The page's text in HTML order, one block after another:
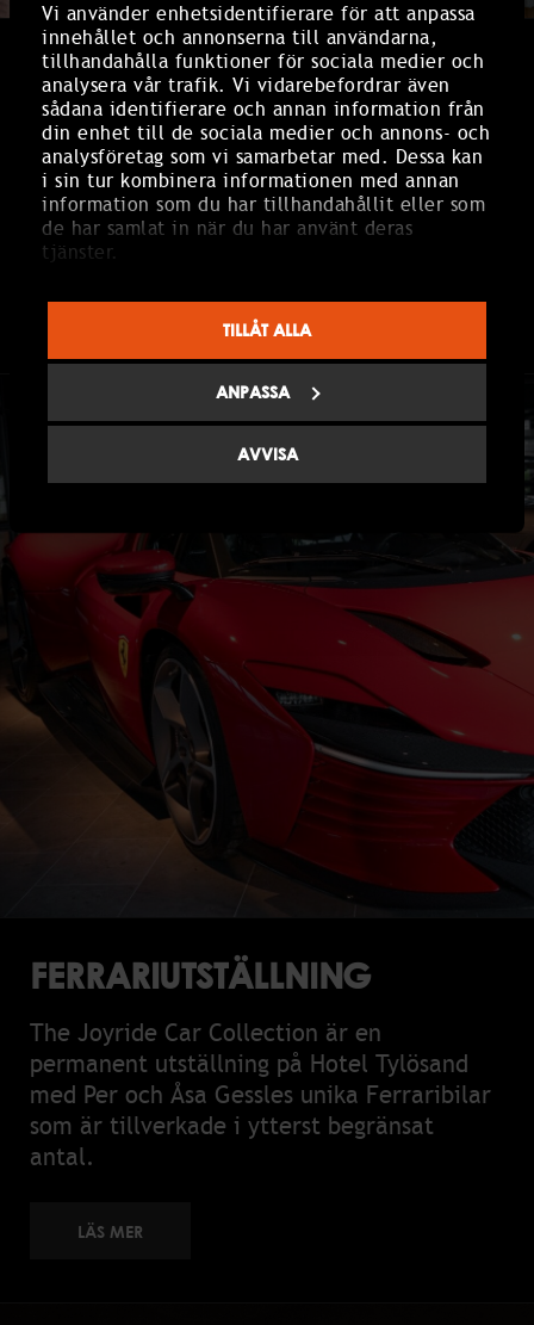
Vi använder enhetsidentifierare för att anpassa
innehållet och annonserna till användarna,
tillhandahålla funktioner för sociala medier och
analysera vår trafik. Vi vidarebefordrar även
sådana identifierare och annan information från
din enhet till de sociala medier och annons- och
analysföretag som vi samarbetar med. Dessa kan
i sin tur kombinera informationen med annan
information som du har tillhandahållit eller som
de har samlat in när du har använt deras
tjänster.
TILLÅT ALLA
ANPASSA
AVVISA
RUM
Vi har 231 hotellrum som väntar på att
hälsa välkommen med stilren design och
trivsam atmosfär, de flesta bara en
sanddyn från havet.
LÄS MER
FERRARIUTSTÄLLNING
The Joyride Car Collection är en
permanent utställning på Hotel Tylösand
med Per och Åsa Gessles unika Ferraribilar
som är tillverkade i ytterst begränsat
antal.
LÄS MER